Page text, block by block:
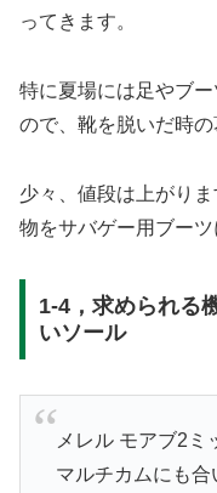
ってきます。
特に夏場には足やブ
ので、靴を脱いだ時の
少々、値段は上がり
物をサバゲー用ブーツ
1-4，求められる
いソール
メレル モアブ2ミ
マルチカムにも合